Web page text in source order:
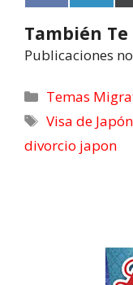
a
e
b
o
k
i
k
e
d
n
También
Publicaciones
Temas
Visa de Japón
divorcio japon